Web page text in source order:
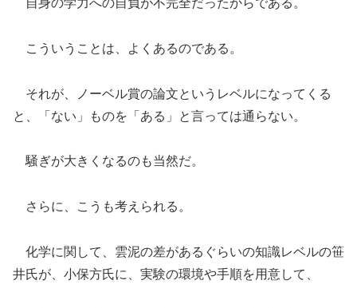
自身の学力への自負が不完全だったからである。
こういうことは、よくあるのである。
それが、ノーベル賞の論文というレベルになってくる
と、「ない」ものを「ある」と言っては通らない。
騒ぎが大きくなるのも当然だ。
さらに、こうも考えられる。
化学に関して、雲泥の差があるぐらいの知識レベルの笹
井氏が、小保方氏に、実験の環境や手順を用意して、